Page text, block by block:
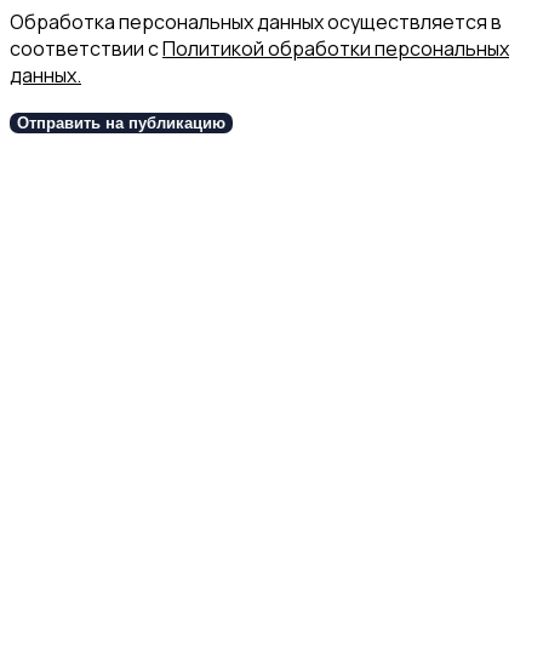
Обработка персональных данных осуществляется в
соответствии сПолитикой обработки персональных
данных.
Отправить на публикацию